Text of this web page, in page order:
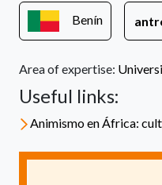
Benín
Area of expertise:
Useful links:
Animismo en África: